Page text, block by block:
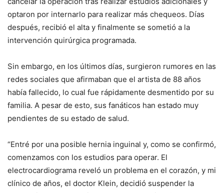
optaron por internarlo para realizar más chequeos. Días
después, recibió el alta y finalmente se sometió a la
intervención quirúrgica programada.
Sin embargo, en los últimos días, surgieron rumores en las
redes sociales que afirmaban que el artista de 88 años
había fallecido, lo cual fue rápidamente desmentido por su
familia. A pesar de esto, sus fanáticos han estado muy
pendientes de su estado de salud.
“Entré por una posible hernia inguinal y, como se confirmó,
comenzamos con los estudios para operar. El
electrocardiograma reveló un problema en el corazón, y mi
clínico de años, el doctor Klein, decidió suspender la